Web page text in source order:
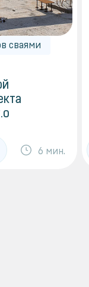
сваями
6 мин.
в